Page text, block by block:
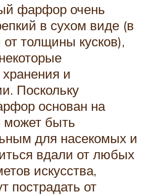
фарфор очень
в сухом виде (в
толщины кусков),
и
Поскольку
основан на
может быть
для насекомых и
вдали от любых
искусства,
пострадать от